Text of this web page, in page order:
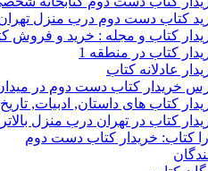
کتاب دست دوم درب منزل
کتاب و مجله : خرید و فروش
کتاب در منطقه 1
عادلانه کتاب
خریدار کتاب دست دوم در
کتاب های داستان, ادبیات,
کتاب در تهران درب منزل
کتاب: خریدار کتاب دست دوم